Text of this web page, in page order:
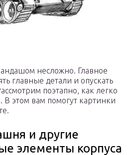
несложно. Главное
главные детали и опускать
поэтапно, как легко
В этом вам помогут картинки
и другие
элементы корпуса